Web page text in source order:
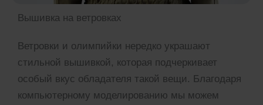
Вышивка на ветровках
Ветровки и олимпийки нередко украшают
стильной вышивкой, которая подчеркивает
особый вкус обладателя такой вещи. Благодаря
компьютерному моделированию мы можем